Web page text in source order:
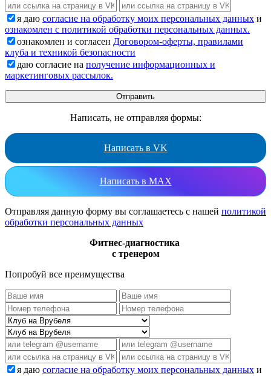
я даю согласие на обработку моих персональных данных и
ознакомлен с политикой обработки персональных данных.
ознакомлен и согласен Договором-оферты, правилами
клуба и техникой безопасности
даю согласие на получение информационных и
маркетинговых рассылок.
Написать, не отправляя формы:
Написать в VK
Написать в MAX
Отправляя данную форму вы соглашаетесь с нашей политикой
обработки персональных данных
Фитнес-диагностика
с тренером
Попробуй все преимущества
я даю согласие на обработку моих персональных данных и